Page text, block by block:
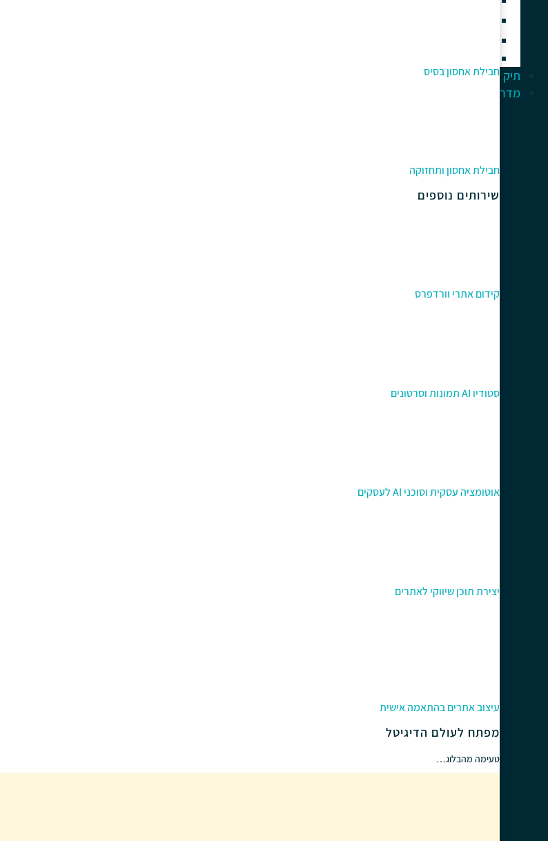
חבילת אחסון בסיס
חבילת אחסון ותחזוקה
שירותים נוספים
קידום אתרי וורדפרס
סטודיו AI תמונות וסרטונים
אוטומציה עסקית וסוכני AI לעסקים
יצירת תוכן שיווקי לאתרים
עיצוב אתרים בהתאמה אישית
מפתח לעולם הדיגיטל
טעימה מהבלוג…
תיק עבודות
מדריך למתחלים